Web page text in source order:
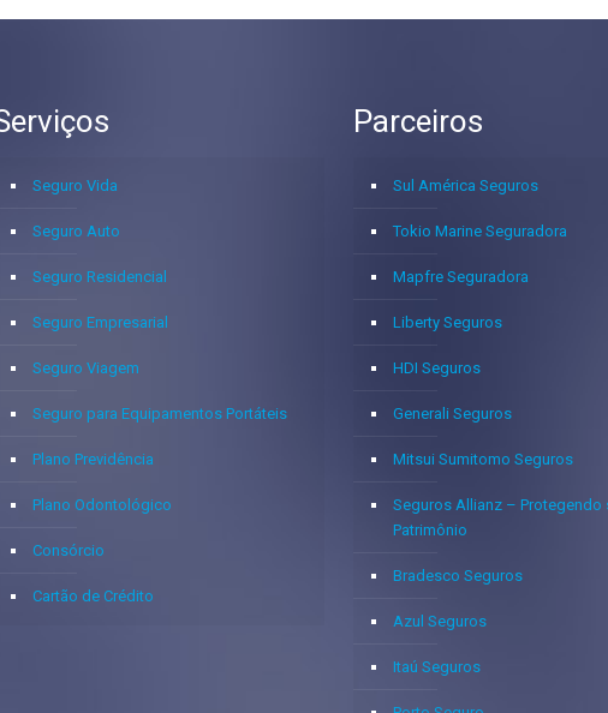
Seguro Vida
Seguro Auto
Seguro Residencial
Seguro Empresarial
Seguro Viagem
Seguro para Equipamentos Portáteis
Plano Previdência
Plano Odontológico
Consórcio
Cartão de Crédito
Parceiros
Sul América Seguros
Tokio Marine Seguradora
Mapfre Seguradora
Liberty Seguros
HDI Seguros
Generali Seguros
Mitsui Sumitomo Seguros
Seguros Allianz – Protegendo
Patrimônio
Bradesco Seguros
Azul Seguros
Itaú Seguros